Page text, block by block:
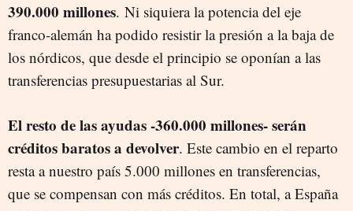
390.000 millones. Ni siquiera la potencia del eje
franco-alemán ha podido resistir la presión a la baja de
los nórdicos, que desde el principio se oponían a las
transferencias presupuestarias al Sur.
El resto de las ayudas -360.000 millones- serán
créditos baratos a devolver. Este cambio en el reparto
resta a nuestro país 5.000 millones en transferencias,
que se compensan con más créditos. En total, a España